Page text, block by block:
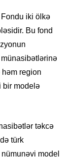
iki ölkə
Bu fond
münasibətlərinə
həm region
bir modelə
təkcə
türk
model